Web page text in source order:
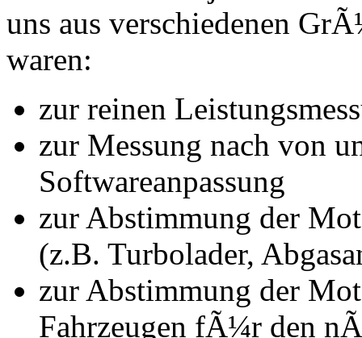
uns aus verschiedenen
waren:
zur reinen
zur Messung nach von
Softwareanpassung
zur Abstimmung der
(z.B. Turbolader,
zur Abstimmung der
Fahrzeugen fÃ¼r den